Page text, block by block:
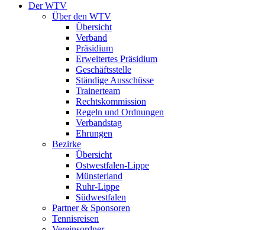
Der WTV
Über den WTV
Übersicht
Verband
Präsidium
Erweitertes Präsidium
Geschäftsstelle
Ständige Ausschüsse
Trainerteam
Rechtskommission
Regeln und Ordnungen
Verbandstag
Ehrungen
Bezirke
Übersicht
Ostwestfalen-Lippe
Münsterland
Ruhr-Lippe
Südwestfalen
Partner & Sponsoren
Tennisreisen